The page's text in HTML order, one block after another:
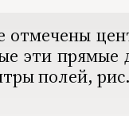
отмечены
эти
полей,